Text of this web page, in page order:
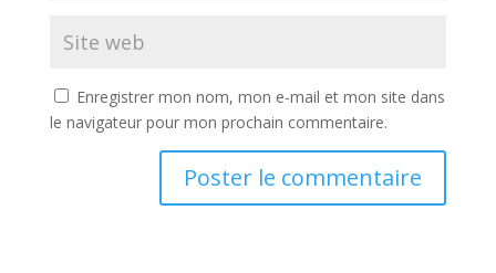
Enregistrer mon nom, mon e-mail et mon site dans
le navigateur pour mon prochain commentaire.